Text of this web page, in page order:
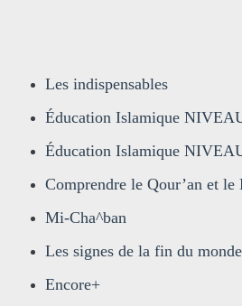
Les indispensables
Éducation Islamique
Éducation Islamique
Comprendre le Qour’an et le
Mi-Cha^ban
Les signes de la fin du
Encore+